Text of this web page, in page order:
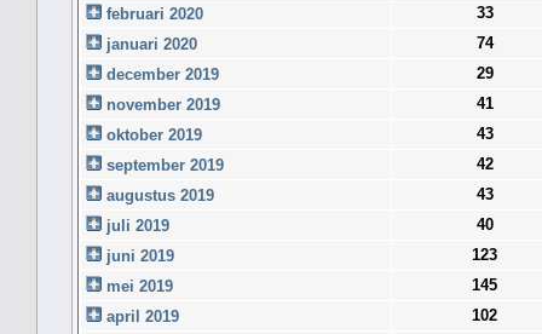
februari 2020
33
januari 2020
74
december 2019
29
november 2019
41
oktober 2019
43
september 2019
42
augustus 2019
43
juli 2019
40
juni 2019
123
mei 2019
145
april 2019
102